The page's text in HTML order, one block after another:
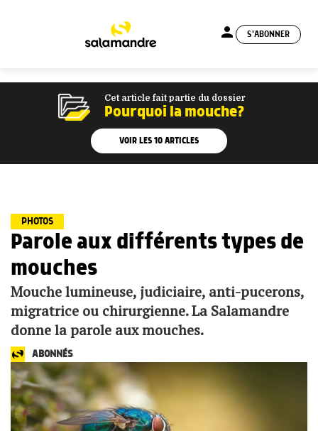
person S'ABONNER
Cet article fait partie du dossier
Pourquoi la mouche?
VOIR LES 10 ARTICLES
PHOTOS
Parole aux différents types de
mouches
Mouche lumineuse, judiciaire, anti-pucerons,
migratrice ou chirurgienne. La Salamandre
donne la parole aux mouches.
ABONNÉS